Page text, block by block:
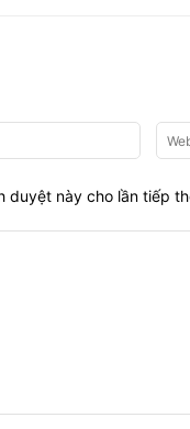
Email:*
duyệt này cho lần tiếp